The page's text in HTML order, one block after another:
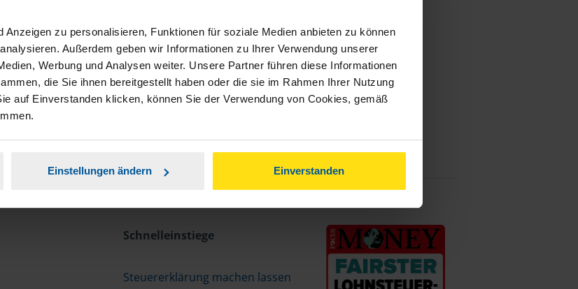
zu personalisieren, Funktionen für soziale Medien anbieten zu können
Außerdem geben wir Informationen zu Ihrer Verwendung unserer
Werbung und Analysen weiter. Unsere Partner führen diese Informationen
die Sie ihnen bereitgestellt haben oder die sie im Rahmen Ihrer Nutzung
auf Einverstanden klicken, können Sie der Verwendung von Cookies, gemäß
Einstellungen ändern Einverstanden
Schnelleinstiege
Steuererklärung machen lassen